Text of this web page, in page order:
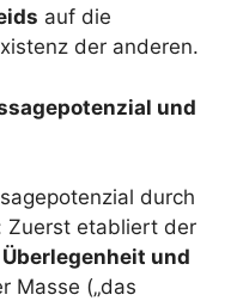
auf die
der anderen.
und
durch
Zuerst etabliert der
Überlegenheit und
Masse („das